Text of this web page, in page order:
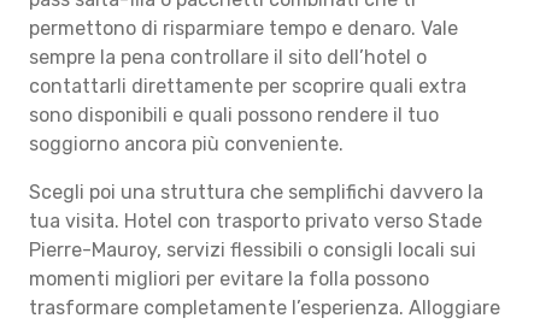
permettono di risparmiare tempo e denaro. Vale
sempre la pena controllare il sito dell’hotel o
contattarli direttamente per scoprire quali extra
sono disponibili e quali possono rendere il tuo
soggiorno ancora più conveniente.
Scegli poi una struttura che semplifichi davvero la
tua visita. Hotel con trasporto privato verso Stade
Pierre-Mauroy, servizi flessibili o consigli locali sui
momenti migliori per evitare la folla possono
trasformare completamente l’esperienza. Alloggiare